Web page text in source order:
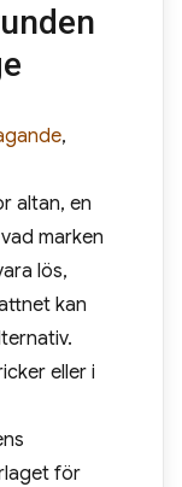
,
altan, en
marken
lös,
kan
eller i
för